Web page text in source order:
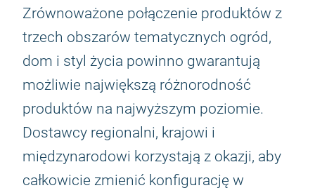
Zrównoważone połączenie produktów z
trzech obszarów tematycznych ogród,
dom i styl życia powinno gwarantują
możliwie największą różnorodność
produktów na najwyższym poziomie.
Dostawcy regionalni, krajowi i
międzynarodowi korzystają z okazji, aby
całkowicie zmienić konfigurację w